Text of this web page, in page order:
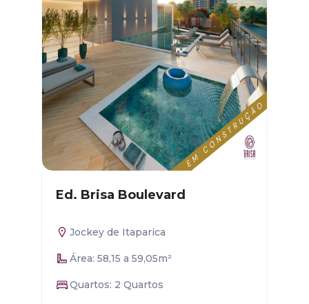
Ed. Brisa Boulevard
Jockey de Itaparica
Área: 58,15 a 59,05m²
Quartos: 2 Quartos